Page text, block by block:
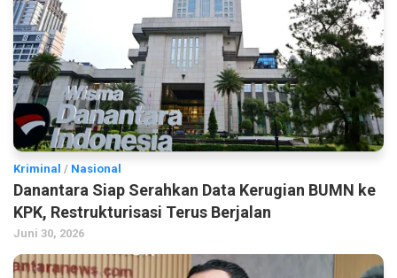
Kriminal / Nasional
Danantara Siap Serahkan Data Kerugian BUMN ke
KPK, Restrukturisasi Terus Berjalan
Juni 30, 2026